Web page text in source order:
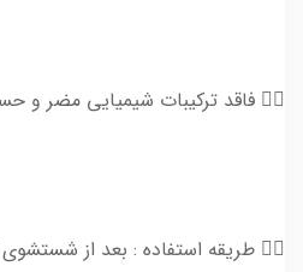
👈🏻 فاقد ترکیبات شیمیایی مضر و
👈🏻 طریقه استفاده : بعد از